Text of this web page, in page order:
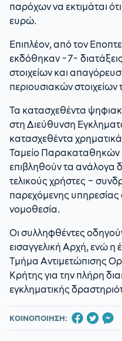
παρόχων να εκτιμάται
ευρώ.
Επιπλέον, από τον
εκδόθηκαν -7-
στοιχείων και
περιουσιακών
Τα κατασχεθέντα
στη Διεύθυνση
κατασχεθέντα
Ταμείο Παρακαταθηκών
επιβληθούν τα ανάλογα
τελικούς χρήστες –
παρεχόμενης
νομοθεσία.
Οι συλληφθέντες
εισαγγελική Αρχή, ενώ η
Τμήμα Αντιμετώπισης
Κρήτης για την πλήρη
εγκληματικής
ΚΟΙΝΟΠΟΙΗΣΗ: